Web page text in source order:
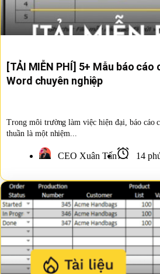
[TẢI MIỄN PHÍ] 5+ Mẫu báo cáo
Word chuyên nghiệp
Trong môi trường làm việc hiện đại, báo cáo
thuần là một nhiệm...
CEO Xuân Tấn 14